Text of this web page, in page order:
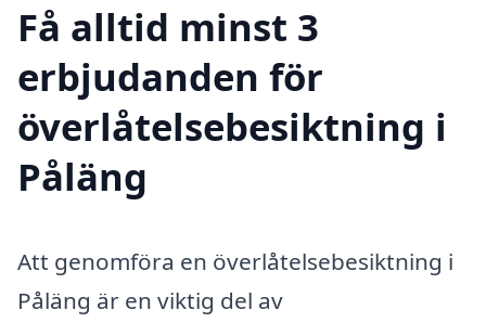
Få alltid minst 3
erbjudanden för
överlåtelsebesiktning i
Påläng
Att genomföra en överlåtelsebesiktning i
Påläng är en viktig del av